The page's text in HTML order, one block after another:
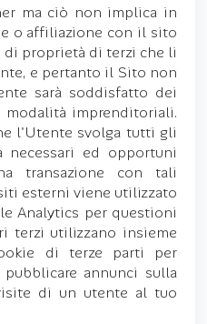
ma ciò non implica in
o affiliazione con il sito
proprietà di terzi che li
e pertanto il Sito non
sarà soddisfatto dei
imprenditoriali.
l'Utente svolga tutti gli
necessari ed opportuni
transazione con tali
esterni viene utilizzato
Analytics per questioni
terzi utilizzano insieme
di terze parti per
annunci sulla
di un utente al tuo